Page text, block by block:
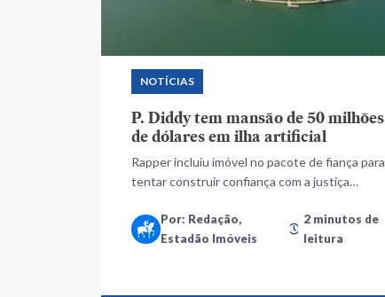
NOTÍCIAS
P. Diddy tem mansão de 50 milhões
de dólares em ilha artificial
Rapper incluiu imóvel no pacote de fiança para
tentar construir confiança com a justiça
Por: Redação,
Estadão Imóveis
2 minutos de
leitura